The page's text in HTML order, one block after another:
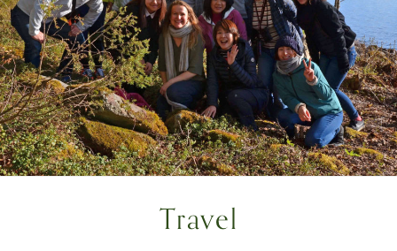
Travel